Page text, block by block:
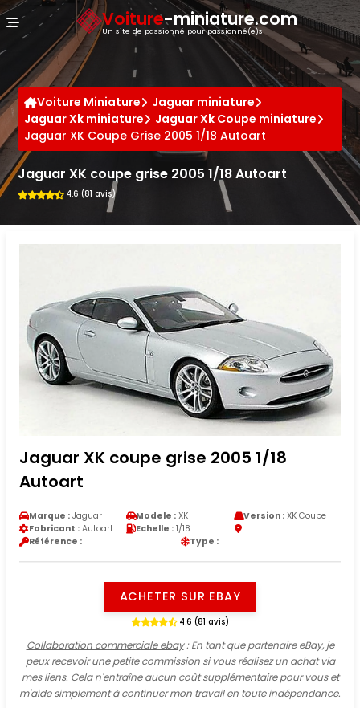
Voiture-miniature.com
Un site de passionné pour passionné(e)s
Voiture Miniature
Jaguar miniature
Jaguar Xk miniature
Jaguar Xk Coupe miniature
Jaguar XK Coupe Grise 2005 1/18 Autoart
Jaguar XK coupe grise 2005 1/18 Autoart
4.6 (81 avis)
Jaguar XK coupe grise 2005 1/18
Autoart
Marque : Jaguar Modele : XK Version :XK Coupe
Fabricant : Autoart Echelle : 1/18
Référence :
Type :
ACHETER SUR EBAY
4.6 (81 avis)
Collaboration commerciale ebay: En tant que partenaire eBay, je
peux recevoir une petite commission si vous réalisez un achat via
mes liens. Cela n'entraîne aucun coût supplémentaire pour vous et
m'aide simplement à continuer mon travail en toute indépendance.
Panneau de gestion des cookies